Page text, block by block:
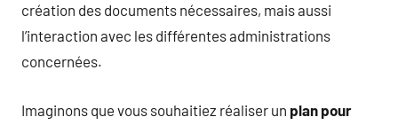
création des documents nécessaires, mais aussi
l’interaction avec les différentes administrations
concernées.
Imaginons que vous souhaitiez réaliser un plan pour